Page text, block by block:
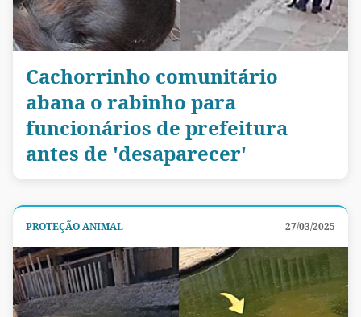
Cachorrinho comunitário
abana o rabinho para
funcionários de prefeitura
antes de 'desaparecer'
PROTEÇÃO ANIMAL 27/03/2025